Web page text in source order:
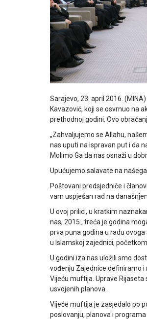
Sarajevo, 23. april 2016.
Kavazović, koji se osvrnuo na
prethodnoj godini. Ovo
„Zahvaljujemo se Allahu,
nas uputi na ispravan put i da
Molimo Ga da nas osnaži u
Upućujemo salavate na
Poštovani predsjedniče i
vam uspješan rad na
U ovoj prilici, u kratkim
nas, 2015., treća je godina
prva puna godina u radu
u Islamskoj zajednici,
U godini iza nas uložili smo
vođenju Zajednice definiramo
Vijeću muftija. Uprave
usvojenih planova.
Vijeće muftija je zasjedalo
poslovanju, planova i